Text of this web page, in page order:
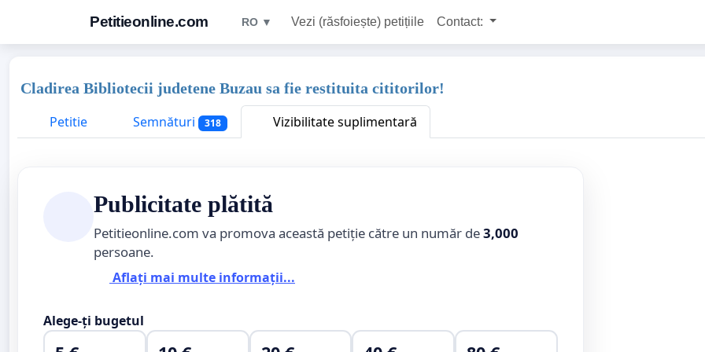
Petitieonline.com RO ▼ Vezi (răsfoiește) petițiile Contact:
Cladirea Bibliotecii judetene Buzau sa fie restituita cititorilor!
Petitie
Semnături 318 Vizibilitate suplimentară
Publicitate plătită
Petitieonline.com va promova această petiție către un număr de3,000
persoane.
Aflați mai multe informații...
Alege-ți bugetul